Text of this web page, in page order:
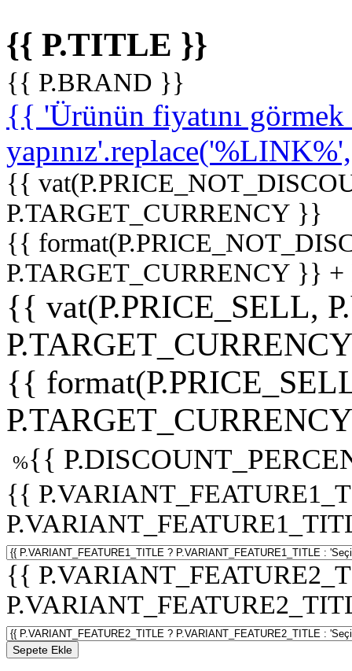
{{ P.TITLE }}
{{ P.BRAND }}
{{ 'Ürünün fiyatını
{{
P.TARGET_CURRENCY }}
{{
P.TARGET_CURRENCY }}
{{ vat(P.PRICE_SELL,
{{
%{{
{{
{{
Sepete Ekle